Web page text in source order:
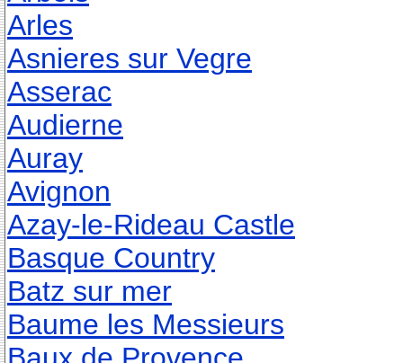
Arles
Asnieres sur Vegre
Asserac
Audierne
Auray
Avignon
Azay-le-Rideau Castle
Basque Country
Batz sur mer
Baume les Messieurs